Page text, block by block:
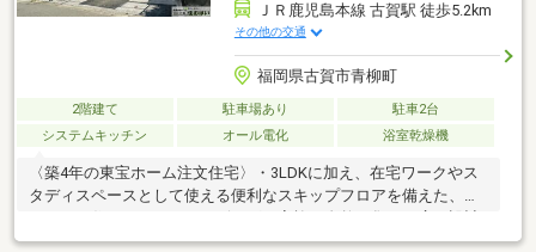
ＪＲ鹿児島本線 古賀駅 徒歩5.2km
その他の交通
福岡県古賀市青柳町
2階建て 駐車場あり
駐車2台
システムキッチン
オール電化 浴室乾燥機
〈築4年の東宝ホーム注文住宅〉・3LDKに加え、在宅ワークやス
タディスペースとして使える便利なスキップフロアを備えた、ゆ
で、家事がしやすい動線も魅力的！・経済的で環境にも優しいオ